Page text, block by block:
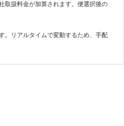
取扱料金が加算されます。便選択後の
。リアルタイムで変動するため、手配